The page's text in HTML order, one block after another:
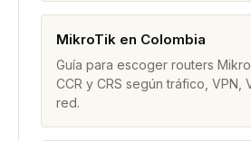
MikroTik en Colombia
Guía para escoger routers
CCR y CRS según tráfico, VPN,
red.